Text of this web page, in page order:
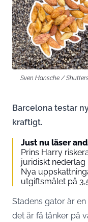
Sven Hansche /
Barcelona testar
kraftigt.
Just nu läser
Prins Harry
juridiskt nederlag
Nya
utgiftsmålet på
Stadens gator är
det är få tänker på